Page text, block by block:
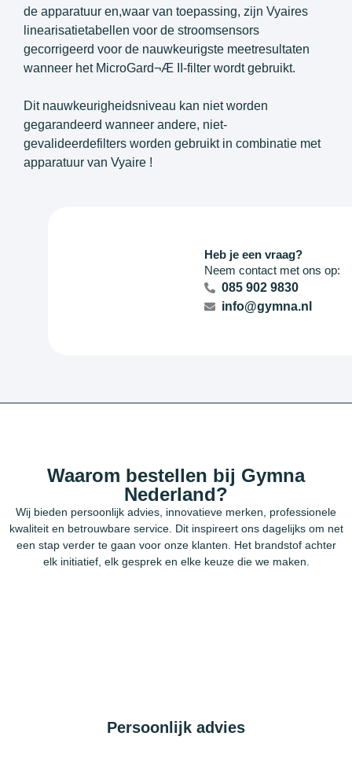
de apparatuur en,waar van toepassing, zijn Vyaires
linearisatietabellen voor de stroomsensors
gecorrigeerd voor de nauwkeurigste meetresultaten
wanneer het MicroGard¬Æ II-filter wordt gebruikt.
Dit nauwkeurigheidsniveau kan niet worden
gegarandeerd wanneer andere, niet-
gevalideerdefilters worden gebruikt in combinatie met
apparatuur van Vyaire !
Heb je een vraag?
Neem contact met ons op:
085 902 9830
info@gymna.nl
Waarom bestellen bij Gymna
Nederland?
Wij bieden persoonlijk advies, innovatieve merken, professionele
kwaliteit en betrouwbare service. Dit inspireert ons dagelijks om net
een stap verder te gaan voor onze klanten. Het brandstof achter
elk initiatief, elk gesprek en elke keuze die we maken.
Persoonlijk advies